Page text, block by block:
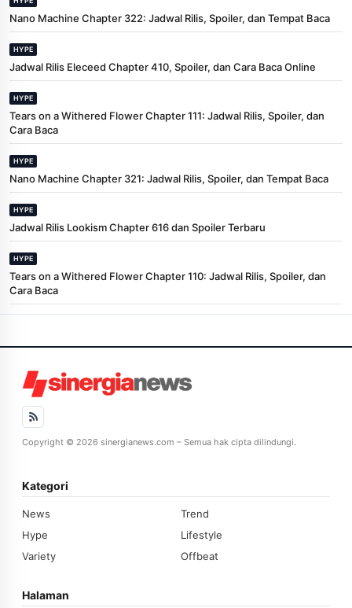
Nano Machine Chapter 322: Jadwal Rilis, Spoiler, dan Tempat Baca
HYPE
Jadwal Rilis Eleceed Chapter 410, Spoiler, dan Cara Baca Online
HYPE
Tears on a Withered Flower Chapter 111: Jadwal Rilis, Spoiler, dan
Cara Baca
HYPE
Nano Machine Chapter 321: Jadwal Rilis, Spoiler, dan Tempat Baca
HYPE
Jadwal Rilis Lookism Chapter 616 dan Spoiler Terbaru
HYPE
Tears on a Withered Flower Chapter 110: Jadwal Rilis, Spoiler, dan
Cara Baca
Copyright © 2026 sinergianews.com – Semua hak cipta dilindungi.
Kategori
News
Trend
Hype
Lifestyle
Variety
Offbeat
Halaman